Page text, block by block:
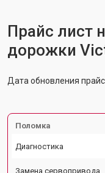
Прайс лист
дорожки
Дата обновления
Поломка
Диагностика
Замена сервопривода